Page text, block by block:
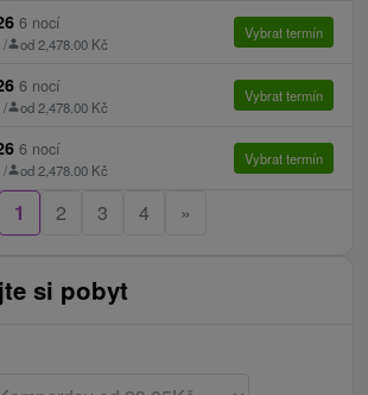
let (junior) na pevném lůžku 15 %
pobytu dospělé osoby.
na samostatně poskytované služby
při příjezdu na recepci.
a elektro kol dle platného ceníku
6 nocí
/ od 2,478.00 Kč
Vybrat termín
6 nocí
/ od 2,478.00 Kč
Vybrat termín
6 nocí
/ od 2,478.00 Kč
Vybrat termín
1 2 3 4 »
si pobyt